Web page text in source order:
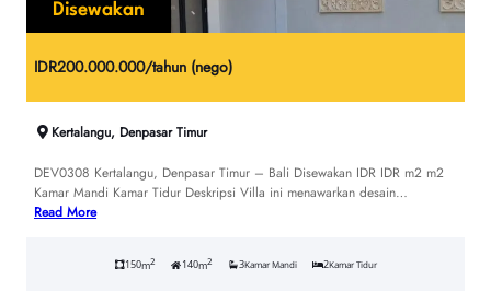
Disewakan
IDR200.000.000/tahun (nego)
Kertalangu, Denpasar Timur
DEV0308 Kertalangu, Denpasar Timur – Bali Disewakan IDR IDR m2 m2
Kamar Mandi Kamar Tidur Deskripsi Villa ini menawarkan desain…
Read More
150m2 140m2 3Kamar Mandi 2Kamar Tidur